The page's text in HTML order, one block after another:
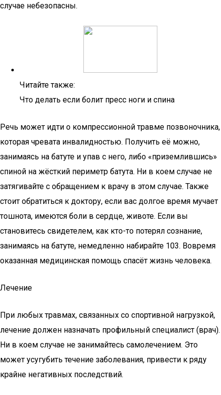
случае небезопасны.
Читайте также:
Что делать если болит пресс ноги и спина
Речь может идти о компрессионной травме позвоночника,
которая чревата инвалидностью. Получить её можно,
занимаясь на батуте и упав с него, либо «приземлившись»
спиной на жёсткий периметр батута. Ни в коем случае не
затягивайте с обращением к врачу в этом случае. Также
стоит обратиться к доктору, если вас долгое время мучает
тошнота, имеются боли в сердце, животе. Если вы
становитесь свидетелем, как кто-то потерял сознание,
занимаясь на батуте, немедленно набирайте 103. Вовремя
оказанная медицинская помощь спасёт жизнь человека.
Лечение
При любых травмах, связанных со спортивной нагрузкой,
лечение должен назначать профильный специалист (врач).
Ни в коем случае не занимайтесь самолечением. Это
может усугубить течение заболевания, привести к ряду
крайне негативных последствий.